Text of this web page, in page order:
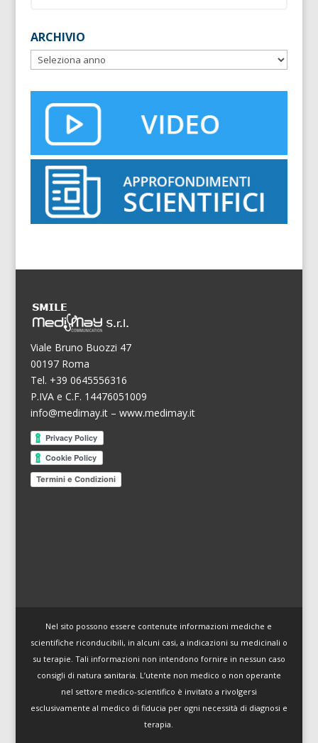
ARCHIVIO
Viale Bruno Buozzi 47
00197 Roma
Tel. +39 0645556316
P.IVA e C.F. 14476051009
info@medimay.it– www.medimay.it
Termini e Condizioni
Nel sito possono essere contenute informazioni mediche e
scientifiche riconducibili, in alcuni casi, a indicazioni su medicinali o
su terapie. Tali informazioni non intendono fornire in nessun caso
consigli di natura sanitaria. L’utente non medico o non operante
nel settore medico-scientifico è invitato a rivolgersi
esclusivamente al medico di fiducia per ogni necessità di diagnosi e
terapia.